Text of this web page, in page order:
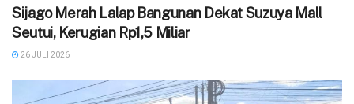
Sijago Merah Lalap Bangunan Dekat Suzuya Mall
Seutui, Kerugian Rp1,5 Miliar
26 JULI 2026